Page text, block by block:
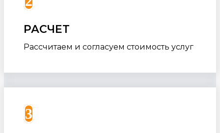
РАСЧЕТ
Рассчитаем и согласуем стоимость услуг
3